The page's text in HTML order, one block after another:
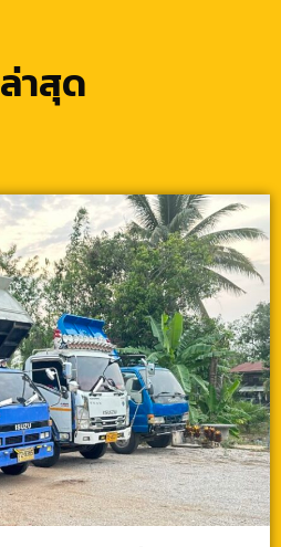
าสุด